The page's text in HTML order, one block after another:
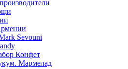
Sevouni
Конфет
Мармелад